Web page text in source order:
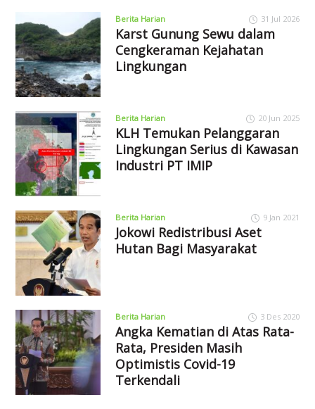
Berita Harian 31 Jul 2026
Karst Gunung Sewu dalam
Cengkeraman Kejahatan
Lingkungan
Berita Harian 20 Jun 2025
KLH Temukan Pelanggaran
Lingkungan Serius di Kawasan
Industri PT IMIP
Berita Harian 9 Jan 2021
Jokowi Redistribusi Aset
Hutan Bagi Masyarakat
Berita Harian 3 Des 2020
Angka Kematian di Atas Rata-
Rata, Presiden Masih
Optimistis Covid-19
Terkendali